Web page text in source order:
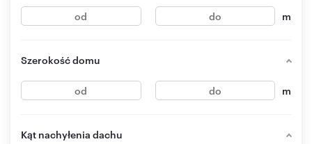
m
Szerokość domu
m
Kąt nachyłenia dachu